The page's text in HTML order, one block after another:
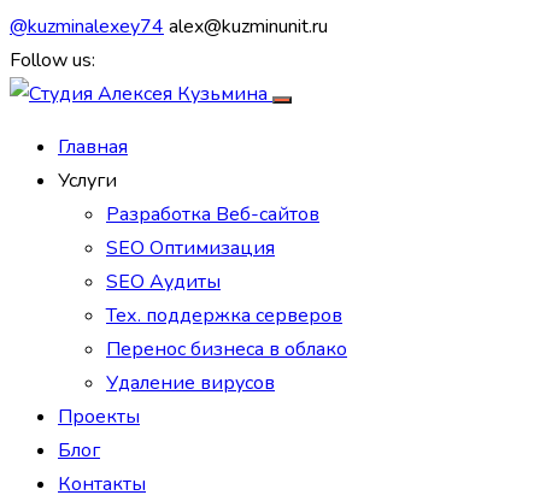
@kuzminalexey74 alex@kuzminunit.ru
Follow us:
Главная
Услуги
Разработка Веб-сайтов
SEO Оптимизация
SEO Аудиты
Тех. поддержка серверов
Перенос бизнеса в облако
Удаление вирусов
Проекты
Блог
Контакты